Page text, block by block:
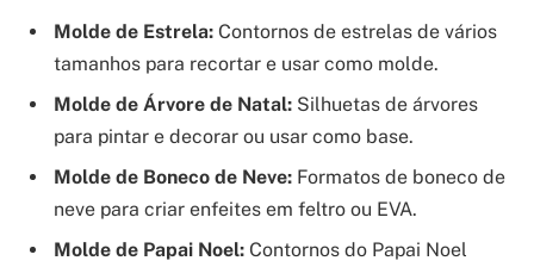
Molde de Estrela: Contornos de estrelas de vários
tamanhos para recortar e usar como molde.
Molde de Árvore de Natal: Silhuetas de árvores
para pintar e decorar ou usar como base.
Molde de Boneco de Neve: Formatos de boneco de
neve para criar enfeites em feltro ou EVA.
Molde de Papai Noel: Contornos do Papai Noel